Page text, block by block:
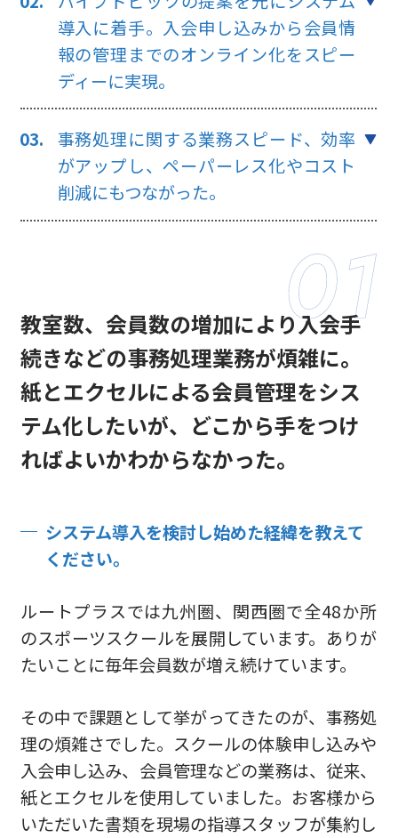
導入に着手。 入会申し込みから会員情
報の管理までのオンライン化をスピー
ディーに実現。
事務処理に関する業務スピード、効率
がアップし、ペーパーレス化やコスト
削減にもつながった。
教室数、会員数の増加により入会手
続きなどの事務処理業務が煩雑に。
紙とエクセルによる会員管理をシス
テム化したいが、どこから手をつけ
ればよいかわからなかった。
システム導入を検討し始めた経緯を教えて
ください。
ルートプラスでは九州圏、関西圏で全48か所
のスポーツスクールを展開しています。ありが
たいことに毎年会員数が増え続けています。
その中で課題として挙がってきたのが、事務処
理の煩雑さでした。スクールの体験申し込みや
入会申し込み、会員管理などの業務は、従来、
紙とエクセルを使用していました。お客様から
いただいた書類を現場の指導スタッフが集約し